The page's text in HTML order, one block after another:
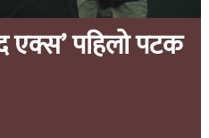
एक्स’ पहिलो पटक